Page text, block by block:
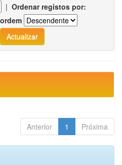
| Ordenar registos por:
Anterior 1 Próxima